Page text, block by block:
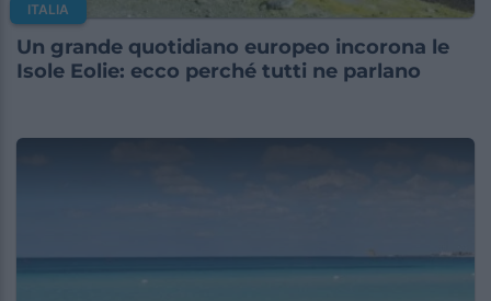
ITALIA
Un grande quotidiano europeo incorona le
Isole Eolie: ecco perché tutti ne parlano